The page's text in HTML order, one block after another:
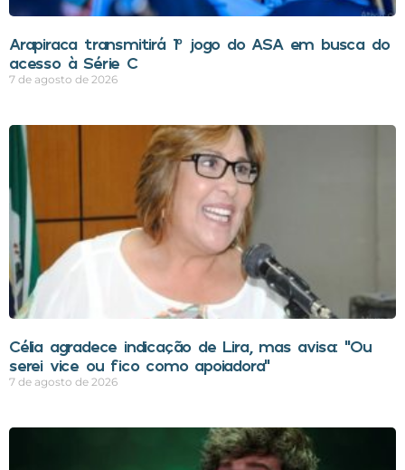
Arapiraca transmitirá 1º jogo do ASA em busca do
acesso à Série C
7 de agosto de 2026
Célia agradece indicação de Lira, mas avisa: “Ou
serei vice ou fico como apoiadora”
7 de agosto de 2026